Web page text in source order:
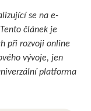
se na e-
článek je
při rozvoji online
vývoje, jen
platforma